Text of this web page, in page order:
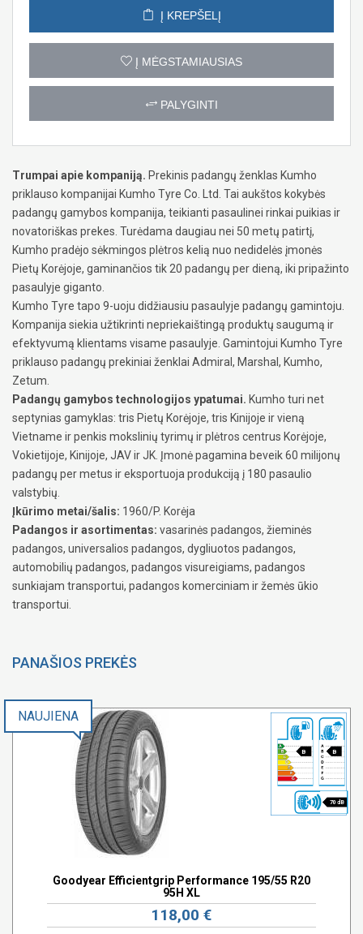
Į KREPŠELĮ
Į MĖGSTAMIAUSIAS
PALYGINTI
Trumpai apie kompaniją. Prekinis padangų ženklas Kumho
priklauso kompanijai Kumho Tyre Co. Ltd. Tai aukštos kokybės
padangų gamybos kompanija, teikianti pasaulinei rinkai puikias ir
novatoriškas prekes. Turėdama daugiau nei 50 metų patirtį,
Kumho pradėjo sėkmingos plėtros kelią nuo nedidelės įmonės
Pietų Korėjoje, gaminančios tik 20 padangų per dieną, iki pripažinto
pasaulyje giganto.
Kumho Tyre tapo 9-uoju didžiausiu pasaulyje padangų gamintoju.
Kompanija siekia užtikrinti nepriekaištingą produktų saugumą ir
efektyvumą klientams visame pasaulyje. Gamintojui Kumho Tyre
priklauso padangų prekiniai ženklai Admiral, Marshal, Kumho,
Zetum.
Padangų gamybos technologijos ypatumai. Kumho turi net
septynias gamyklas: tris Pietų Korėjoje, tris Kinijoje ir vieną
Vietname ir penkis mokslinių tyrimų ir plėtros centrus Korėjoje,
Vokietijoje, Kinijoje, JAV ir JK. Įmonė pagamina beveik 60 milijonų
padangų per metus ir eksportuoja produkciją į 180 pasaulio
valstybių.
Įkūrimo metai/šalis: 1960/P. Korėja
Padangos ir asortimentas: vasarinės padangos, žieminės
padangos, universalios padangos, dygliuotos padangos,
automobilių padangos, padangos visureigiams, padangos
sunkiajam transportui, padangos komerciniam ir žemės ūkio
transportui.
PANAŠIOS PREKĖS
B B
70 dB
NAUJIENA
Goodyear Efficientgrip Performance 195/55 R20
95H XL
118,00 €